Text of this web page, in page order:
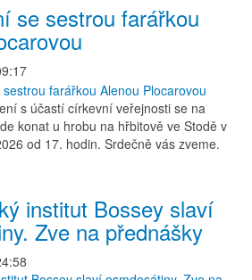
se sestrou farářkou
s účastí církevní veřejnosti se na
konat u hrobu na hřbitově ve Stodě v
od 17. hodin. Srdečně vás zveme.
institut Bossey slaví
Zve na přednášky